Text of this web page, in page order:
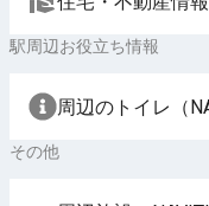
駅周辺お役立ち情報
周辺のトイレ（
その他